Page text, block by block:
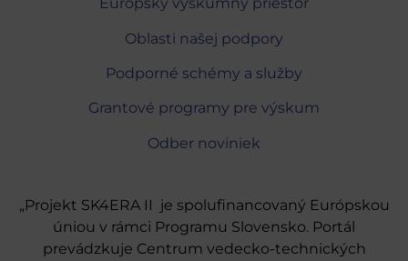
Oblasti našej podpory
Podporné schémy a služby
Grantové programy pre výskum
Odber noviniek
„Projekt SK4ERA II je spolufinancovaný Európskou
úniou v rámci Programu Slovensko. Portál
prevádzkuje Centrum vedecko-technických